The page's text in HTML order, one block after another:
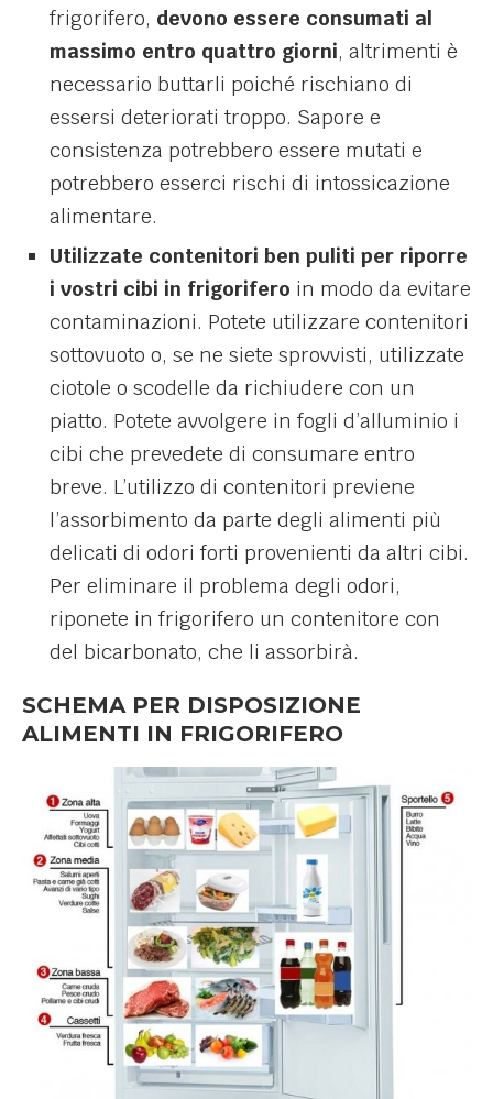
frigorifero, devono essere consumati al
massimo entro quattro giorni, altrimenti è
necessario buttarli poiché rischiano di
essersi deteriorati troppo. Sapore e
consistenza potrebbero essere mutati e
potrebbero esserci rischi di intossicazione
alimentare.
Utilizzate contenitori ben puliti per riporre
i vostri cibi in frigorifero in modo da evitare
contaminazioni. Potete utilizzare contenitori
sottovuoto o, se ne siete sprovvisti, utilizzate
ciotole o scodelle da richiudere con un
piatto. Potete avvolgere in fogli d’alluminio i
cibi che prevedete di consumare entro
breve. L’utilizzo di contenitori previene
l’assorbimento da parte degli alimenti più
delicati di odori forti provenienti da altri cibi.
Per eliminare il problema degli odori,
riponete in frigorifero un contenitore con
del bicarbonato, che li assorbirà.
SCHEMA PER DISPOSIZIONE
ALIMENTI IN FRIGORIFERO